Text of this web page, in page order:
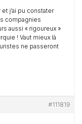
j’ai pu constater
compagnies
aussi « rigoureux »
! Vaut mieux là
ne passeront
#111819